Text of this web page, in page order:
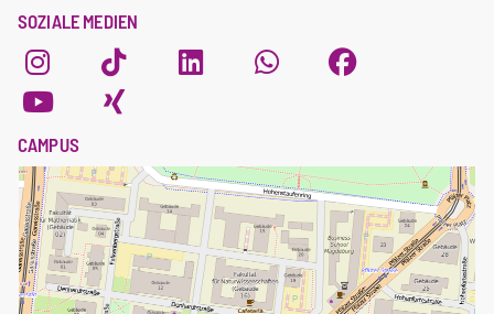
SOZIALE MEDIEN
CAMPUS